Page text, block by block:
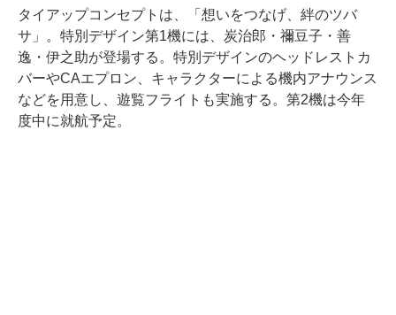
タイアップコンセプトは、「想いをつなげ、絆のツバ
サ」。特別デザイン第1機には、炭治郎・禰豆子・善
逸・伊之助が登場する。特別デザインのヘッドレストカ
バーやCAエプロン、キャラクターによる機内アナウンス
などを用意し、遊覧フライトも実施する。第2機は今年
度中に就航予定。